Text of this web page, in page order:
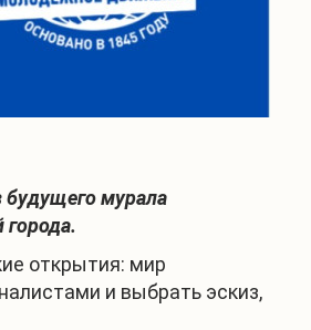
будущего мурала
города.
открытия: мир
и выбрать эскиз,